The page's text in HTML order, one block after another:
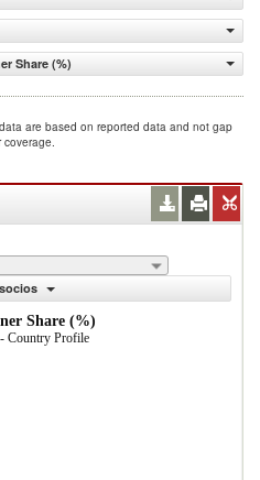
Share (%)
are based on reported data and not gap
coverage.
Share (%)
Country Profile